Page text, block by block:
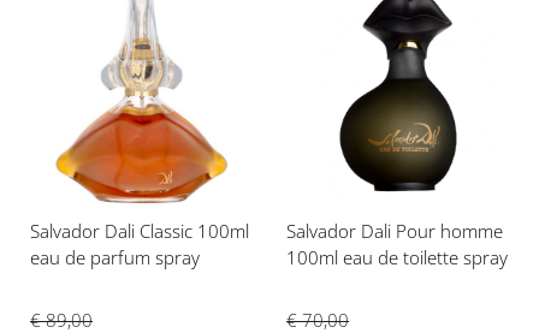
verlanglijst
Salvador Dali Classic 100ml
eau de parfum spray
€ 89,00
Voeg
verlanglijst
Salvador Dali Pour homme
100ml eau de toilette spray
€ 70,00